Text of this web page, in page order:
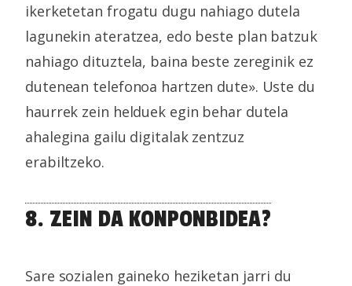
ikerketetan frogatu dugu nahiago dutela
lagunekin ateratzea, edo beste plan batzuk
nahiago dituztela, baina beste zereginik ez
dutenean telefonoa hartzen dute». Uste du
haurrek zein helduek egin behar dutela
ahalegina gailu digitalak zentzuz
erabiltzeko.
8. ZEIN DA KONPONBIDEA?
Sare sozialen gaineko heziketan jarri du